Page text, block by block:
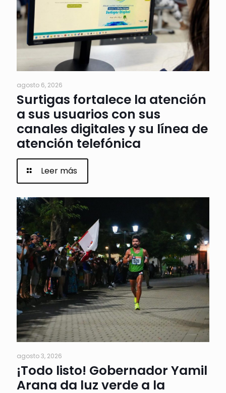
agosto 6, 2026
Surtigas fortalece la atención
a sus usuarios con sus
canales digitales y su línea de
atención telefónica
Leer más
agosto 3, 2026
¡Todo listo! Gobernador Yamil
Arana da luz verde a la